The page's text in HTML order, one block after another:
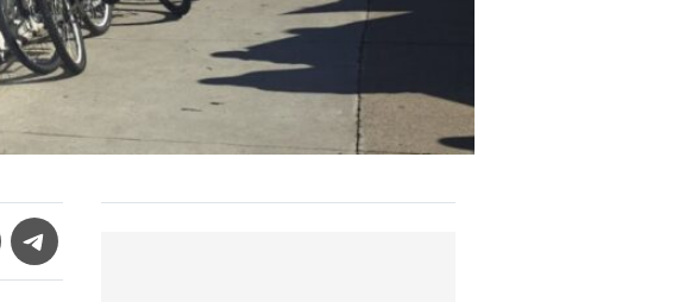
Icon
Telegram Icon